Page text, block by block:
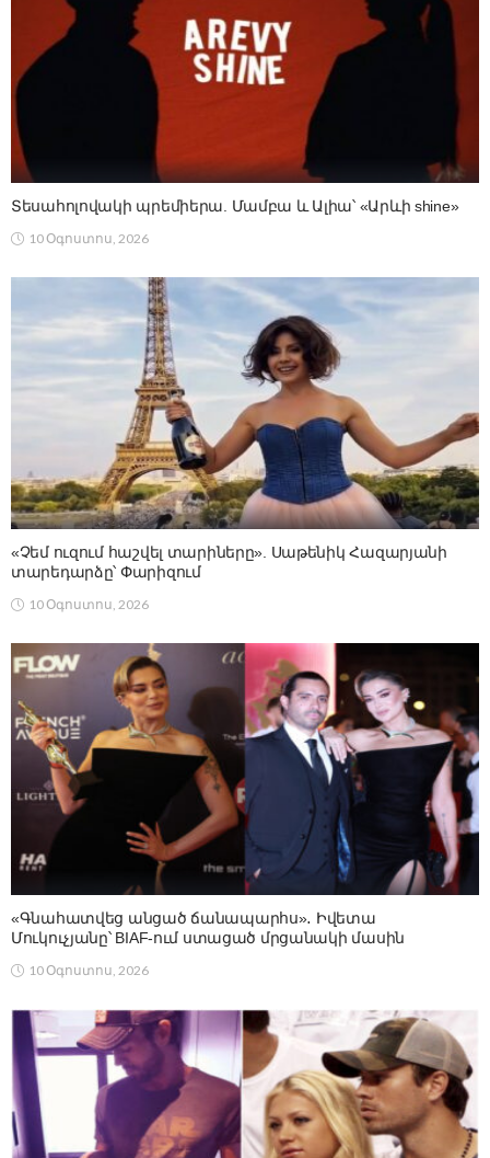
Տեսահոլովակի պրեմիերա. Մամբա և Ալիա՝ «Արևի shine»
10 Օգոստոս, 2026
«Չեմ ուզում հաշվել տարիները». Սաթենիկ Հազարյանի
տարեդարձը՝ Փարիզում
10 Օգոստոս, 2026
«Գնահատվեց անցած ճանապարհս»․ Իվետա
Մուկուչյանը՝ BIAF-ում ստացած մրցանակի մասին
10 Օգոստոս, 2026